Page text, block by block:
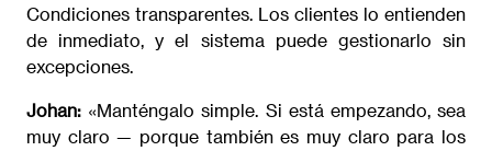
Condiciones transparentes. Los clientes lo entienden
de inmediato, y el sistema puede gestionarlo sin
excepciones.
Johan: «Manténgalo simple. Si está empezando, sea
muy claro — porque también es muy claro para los